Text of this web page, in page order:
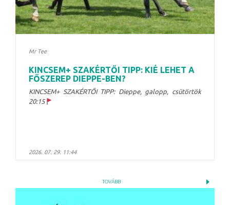
Mr Tee
KINCSEM+ SZAKÉRTŐI TIPP: KIÉ LEHET A
FŐSZEREP DIEPPE-BEN?
KINCSEM+ SZAKÉRTŐI TIPP: Dieppe, galopp, csütörtök
20:15
2026. 07. 29. 11:44
TOVÁBB